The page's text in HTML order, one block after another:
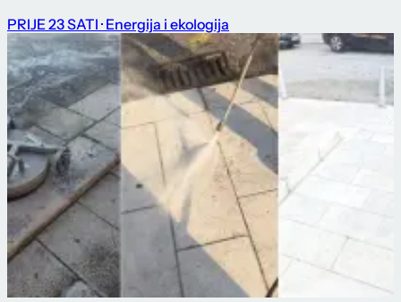
PRIJE 23 SATI · Energija i ekologija